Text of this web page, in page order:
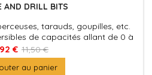
AND DRILL BITS
tarauds, goupilles, etc.
de capacités allant de 0 à
0,8 à 2,0 mm et 1,8 à 2,9
pivotante pour plus de confort et
avec 5 forets de 1 mm.
€ 11,50 €
au panier